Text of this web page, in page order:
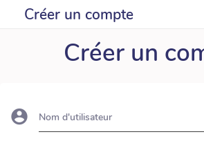
Créer un compte
Créer un
Nom d'utilisateur